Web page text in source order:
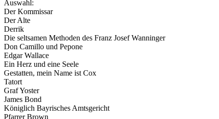
Auswahl:
Der Kommissar
Der Alte
Derrik
Die seltsamen Methoden des Franz Josef Wanninger
Don Camillo und Pepone
Edgar Wallace
Ein Herz und eine Seele
Gestatten, mein Name ist Cox
Tatort
Graf Yoster
James Bond
Königlich Bayrisches Amtsgericht
Pfarrer Brown